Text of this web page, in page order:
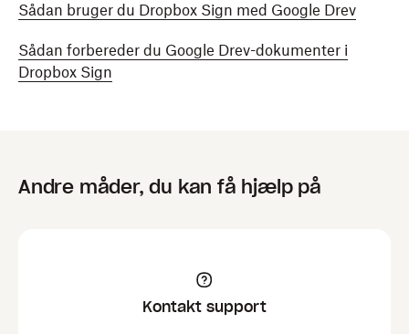
Sådan bruger du Dropbox Sign med Google Drev
Sådan forbereder du Google Drev-dokumenter i
Dropbox Sign
Andre måder, du kan få hjælp på
Kontakt support